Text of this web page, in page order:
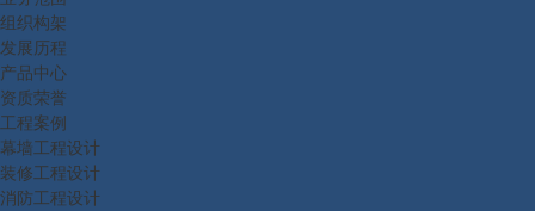
组织构架
发展历程
产品中心
资质荣誉
工程案例
幕墙工程设计
装修工程设计
消防工程设计